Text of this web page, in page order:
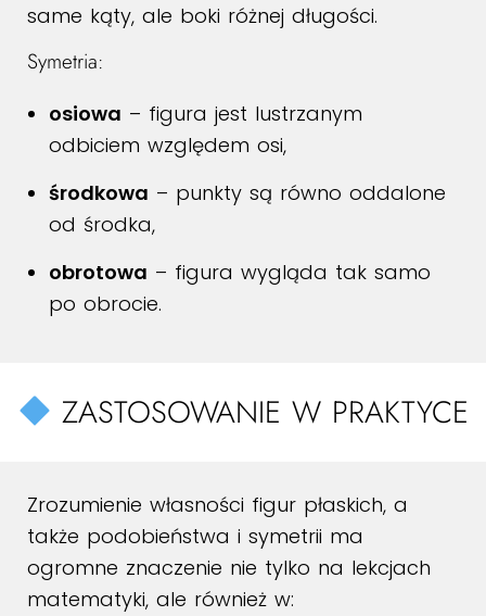
same kąty, ale boki różnej długości.
Symetria:
osiowa – figura jest lustrzanym
odbiciem względem osi,
środkowa – punkty są równo oddalone
od środka,
obrotowa – figura wygląda tak samo
po obrocie.
ZASTOSOWANIE W PRAKTYCE
Zrozumienie własności figur płaskich, a
także podobieństwa i symetrii ma
ogromne znaczenie nie tylko na lekcjach
matematyki, ale również w: